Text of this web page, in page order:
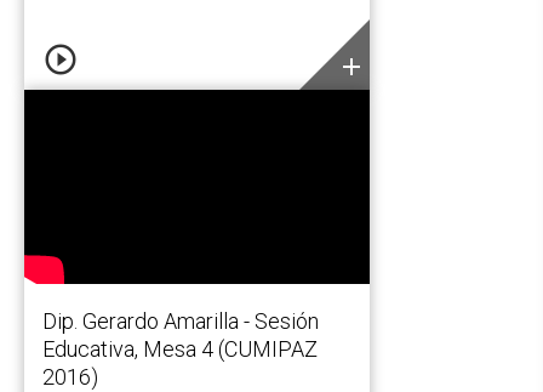
play_circle_outline add
Dip. Gerardo Amarilla - Sesión
Educativa, Mesa 4 (CUMIPAZ
2016)